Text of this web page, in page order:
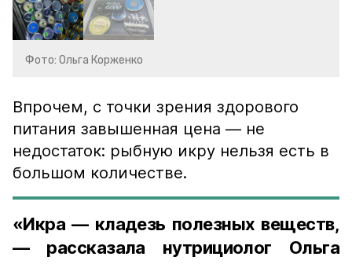
Фото: Ольга Корженко
Впрочем, с точки зрения здорового
питания завышенная цена — не
недостаток: рыбную икру нельзя есть в
большом количестве.
«Икра — кладезь полезных веществ,
— рассказала нутрициолог Ольга